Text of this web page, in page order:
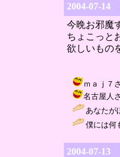
2004-07-14
今晩お邪魔
ちょこっと
欲しいもの
ｍａｊ７
名古屋人
あなたが
僕には何
2004-07-13